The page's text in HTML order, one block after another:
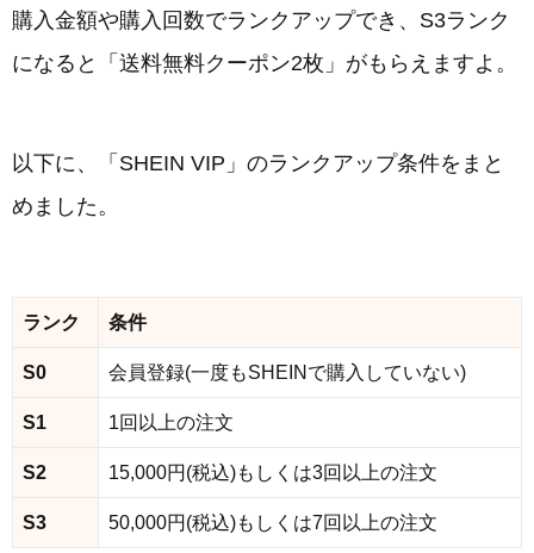
購入金額や購入回数でランクアップでき、S3ランク
になると「送料無料クーポン2枚」がもらえますよ。
以下に、「SHEIN VIP」のランクアップ条件をまと
めました。
ランク 条件
S0 会員登録(一度もSHEINで購入していない)
S1 1回以上の注文
S2 15,000円(税込)もしくは3回以上の注文
S3 50,000円(税込)もしくは7回以上の注文